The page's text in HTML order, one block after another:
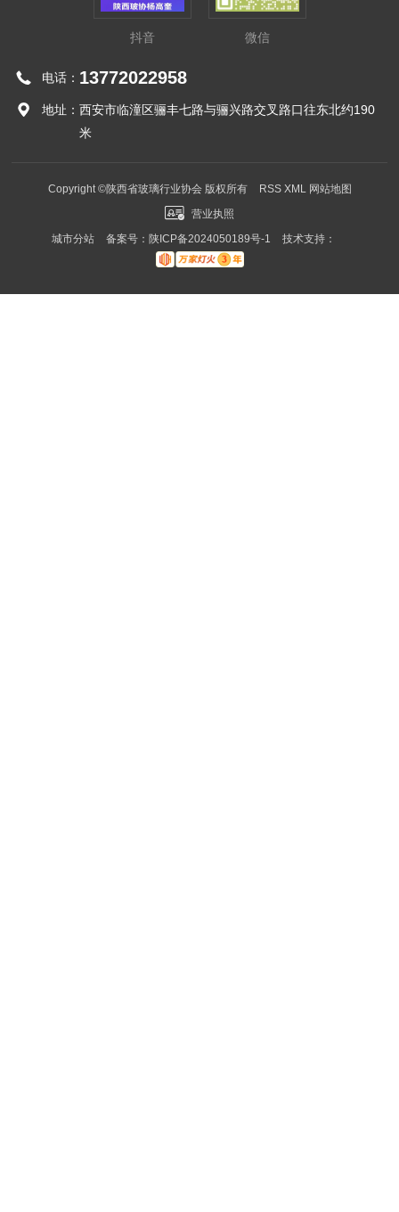
抖音 微信
电话： 13772022958
地址： 西安市临潼区骊丰七路与骊兴路交叉路口往东北约190
米
Copyright ©陕西省玻璃行业协会 版权所有 RSS XML 网站地图
营业执照
城市分站
城市分站 备案号： 陕ICP备2024050189号-1 技术支持：